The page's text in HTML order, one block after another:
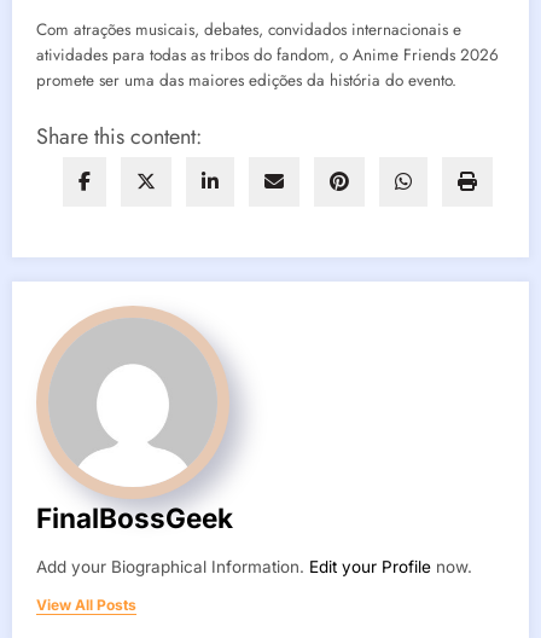
Com atrações musicais, debates, convidados internacionais e
atividades para todas as tribos do fandom, o Anime Friends 2026
promete ser uma das maiores edições da história do evento.
Share this content:
FinalBossGeek
Add your Biographical Information. Edit your Profile now.
View All Posts